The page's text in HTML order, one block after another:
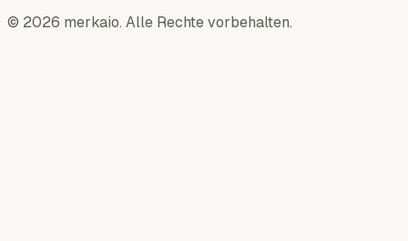
© 2026 merkaio. Alle Rechte vorbehalten.